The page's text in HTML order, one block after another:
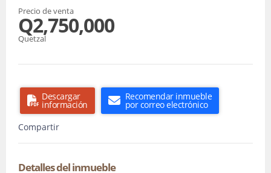
Precio de venta
Q2,750,000
Quetzal
Descargar
información
Recomendar inmueble
por correo electrónico
Compartir
Detalles del inmueble